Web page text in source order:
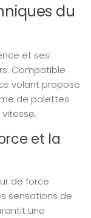
du
et ses
Compatible
ce volant propose
de palettes
et la
de force
sensations de
une